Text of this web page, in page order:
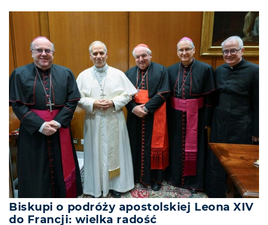
Biskupi o podróży apostolskiej Leona XIV
do Francji: wielka radość